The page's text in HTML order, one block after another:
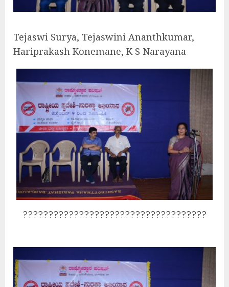
Tejaswi Surya, Tejaswini Ananthkumar,
Hariprakash Konemane, K S Narayana
????????????????????????????????????